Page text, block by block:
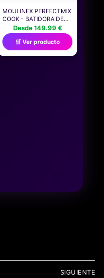
MOULINEX PERFECTMIX
COOK - BATIDORA DE
VASO DE 1400W, 10
PROGRAMAS
AUTOMÁTICOS,
CUCHILLAS
EXTRAÍBLES POWELIX,
Desde 149.99 €
🛒 Ver producto
SIGUIENTE